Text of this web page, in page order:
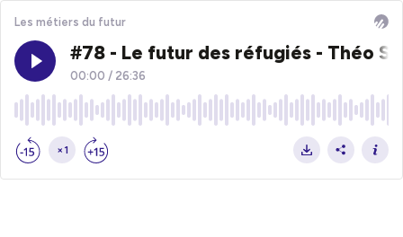
Les métiers du futur
#78 - Le futur des réfugiés - Théo
00:00 / 26:36
×1